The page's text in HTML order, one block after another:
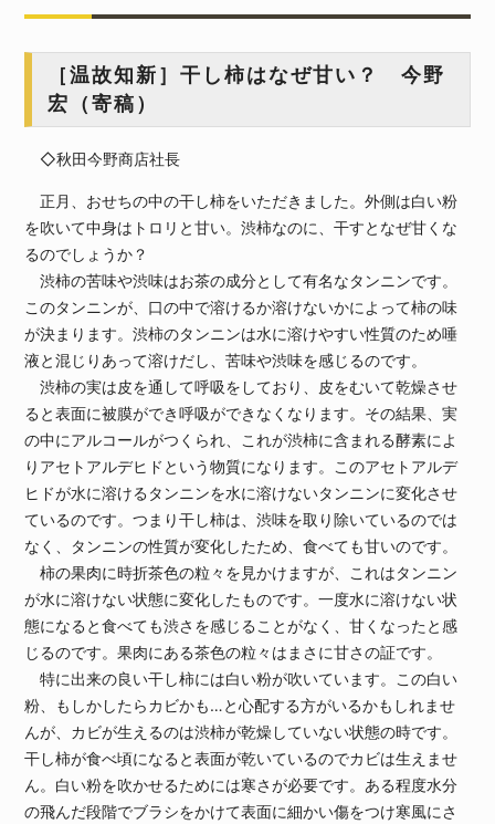
［温故知新］干し柿はなぜ甘い？ 今野
宏（寄稿）
◇秋田今野商店社長
正月、おせちの中の干し柿をいただきました。外側は白い粉
を吹いて中身はトロリと甘い。渋柿なのに、干すとなぜ甘くな
るのでしょうか？
渋柿の苦味や渋味はお茶の成分として有名なタンニンです。
このタンニンが、口の中で溶けるか溶けないかによって柿の味
が決まります。渋柿のタンニンは水に溶けやすい性質のため唾
液と混じりあって溶けだし、苦味や渋味を感じるのです。
渋柿の実は皮を通して呼吸をしており、皮をむいて乾燥させ
ると表面に被膜ができ呼吸ができなくなります。その結果、実
の中にアルコールがつくられ、これが渋柿に含まれる酵素によ
りアセトアルデヒドという物質になります。このアセトアルデ
ヒドが水に溶けるタンニンを水に溶けないタンニンに変化させ
ているのです。つまり干し柿は、渋味を取り除いているのでは
なく、タンニンの性質が変化したため、食べても甘いのです。
柿の果肉に時折茶色の粒々を見かけますが、これはタンニン
が水に溶けない状態に変化したものです。一度水に溶けない状
態になると食べても渋さを感じることがなく、甘くなったと感
じるのです。果肉にある茶色の粒々はまさに甘さの証です。
特に出来の良い干し柿には白い粉が吹いています。この白い
粉、もしかしたらカビかも…と心配する方がいるかもしれませ
んが、カビが生えるのは渋柿が乾燥していない状態の時です。
干し柿が食べ頃になると表面が乾いているのでカビは生えませ
ん。白い粉を吹かせるためには寒さが必要です。ある程度水分
の飛んだ段階でブラシをかけて表面に細かい傷をつけ寒風にさ